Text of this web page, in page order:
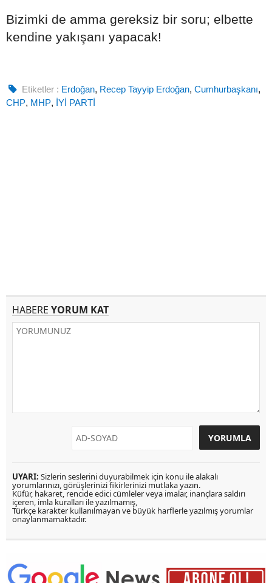
Bizimki de amma gereksiz bir soru; elbette
kendine yakışanı yapacak!
Etiketler : Erdoğan, Recep Tayyip Erdoğan,Cumhurbaşkanı,
CHP, MHP, İYİ PARTİ
HABERE YORUM KAT
UYARI: Sizlerin seslerini duyurabilmek için konu ile alakalı
yorumlarınızı, görüşlerinizi fikirlerinizi mutlaka yazın.
Küfür, hakaret, rencide edici cümleler veya imalar, inançlara saldırı
içeren, imla kuralları ile yazılmamış,
Türkçe karakter kullanılmayan ve büyük harflerle yazılmış yorumlar
onaylanmamaktadır.